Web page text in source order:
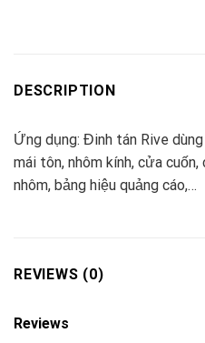
DESCRIPTION
Ứng dụng: Đinh tán Rive
mái tôn, nhôm kính, cửa cuốn,
nhôm, bảng hiệu quảng cáo,…
REVIEWS (0)
Reviews